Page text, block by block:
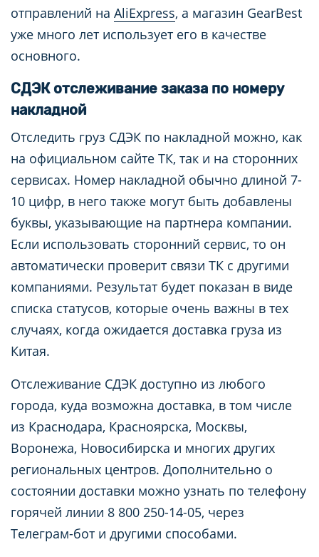
отправлений на AliExpress, а магазин GearBest
уже много лет использует его в качестве
основного.
СДЭК отслеживание заказа по номеру
накладной
Отследить груз СДЭК по накладной можно, как
на официальном сайте ТК, так и на сторонних
сервисах. Номер накладной обычно длиной 7-
10 цифр, в него также могут быть добавлены
буквы, указывающие на партнера компании.
Если использовать сторонний сервис, то он
автоматически проверит связи ТК с другими
компаниями. Результат будет показан в виде
списка статусов, которые очень важны в тех
случаях, когда ожидается доставка груза из
Китая.
Отслеживание СДЭК доступно из любого
города, куда возможна доставка, в том числе
из Краснодара, Красноярска, Москвы,
Воронежа, Новосибирска и многих других
региональных центров. Дополнительно о
состоянии доставки можно узнать по телефону
горячей линии 8 800 250-14-05, через
Телеграм-бот и другими способами.